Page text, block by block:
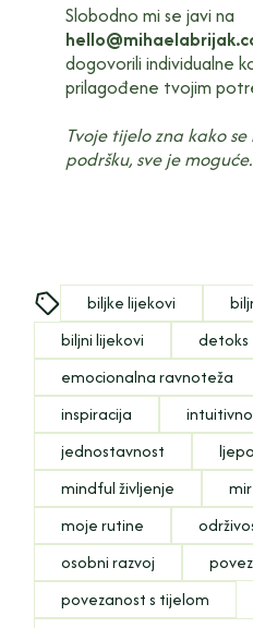
Slobodno mi se javi na
dogovorili individualne
prilagođene tvojim
Tvoje tijelo zna kako
podršku, sve je moguće.
biljke lijekovi
biljni lijekovi
detoks
emocionalna ravnoteža
inspiracija
jednostavnost
mindful življenje
moje rutine
osobni razvoj
povezanost s tijelom